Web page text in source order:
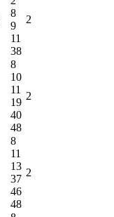
8
9
11
38
2
8
10
11
19
40
48
2
8
11
13
37
46
48
2